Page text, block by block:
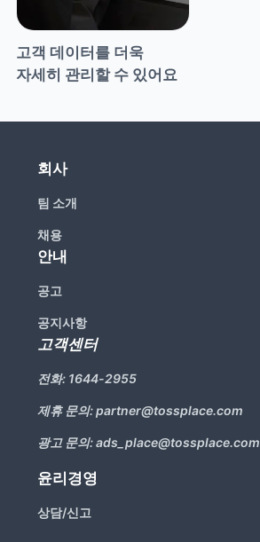
고객 데이터를 더욱
자세히 관리할 수 있어요
회사
팀 소개
채용
안내
공고
공지사항
고객센터
전화: 1644-2955
제휴 문의:partner@tossplace.com
광고 문의:ads_place@tossplace.com
윤리경영
상담/신고